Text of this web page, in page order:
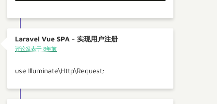
Laravel Vue SPA - 实现用户注册
评论发表于 8年前
use Illuminate\Http\Request;